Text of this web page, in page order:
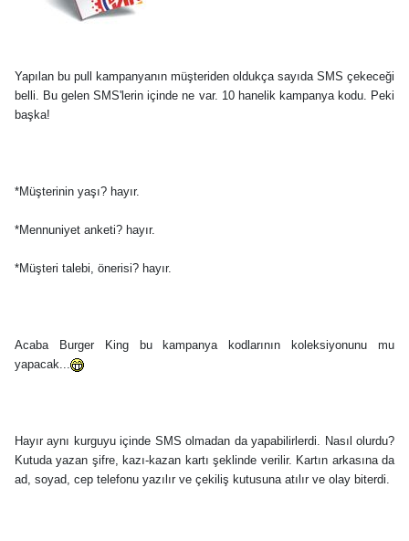
Yapılan bu pull kampanyanın müşteriden oldukça sayıda SMS çekeceği
belli. Bu gelen SMS'lerin içinde ne var. 10 hanelik kampanya kodu. Peki
başka!
*Müşterinin yaşı? hayır.
*Mennuniyet anketi? hayır.
*Müşteri talebi, önerisi? hayır.
Acaba Burger King bu kampanya kodlarının koleksiyonunu mu
yapacak...
Hayır aynı kurguyu içinde SMS olmadan da yapabilirlerdi. Nasıl olurdu?
Kutuda yazan şifre, kazı-kazan kartı şeklinde verilir. Kartın arkasına da
ad, soyad, cep telefonu yazılır ve çekiliş kutusuna atılır ve olay biterdi.